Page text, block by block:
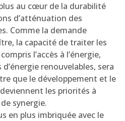
au cœur de la durabilité
d’atténuation des
Comme la demande
la capacité de traiter les
l’accès à l’énergie,
renouvelables, sera
que le développement et le
les priorités à
synergie.
en plus imbriquée avec le